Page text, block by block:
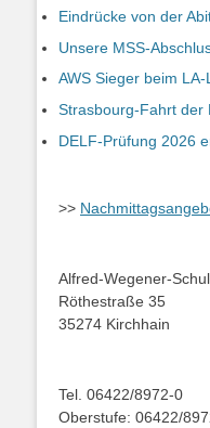
Eindrücke von der
Unsere MSS-
AWS Sieger beim
Strasbourg-Fahrt der
DELF-Prüfung 2026
>>
Alfred-Wegener-
Röthestraße 35
35274 Kirchhain
Tel. 06422/8972-0
Oberstufe: 06422/